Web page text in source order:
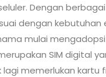
Dengan
dengan kebutuhan
mulai
SIM digital
memerlukan kartu